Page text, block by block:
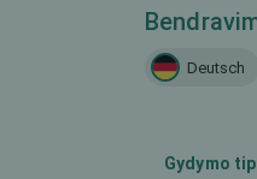
Deutsch
Gydymo